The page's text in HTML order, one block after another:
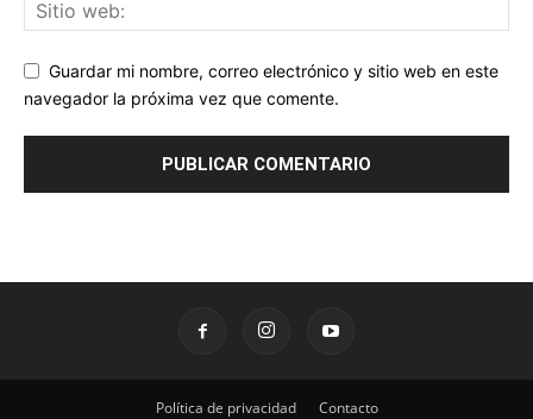
Guardar mi nombre, correo electrónico y sitio web en este
navegador la próxima vez que comente.
Política de privacidad Contacto